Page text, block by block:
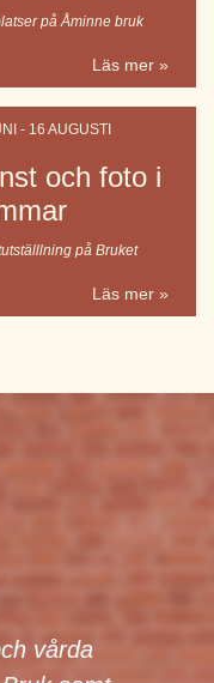
på Åminne bruk
Läs mer »
- 16 AUGUSTI
och foto i
på Bruket
Läs mer »
vårda